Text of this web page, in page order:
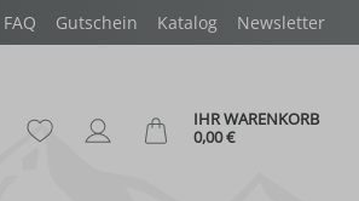
FAQ Gutschein Katalog Newsletter
Du hast 0 Produkte auf dem
IHR WARENKORB
0,00 €